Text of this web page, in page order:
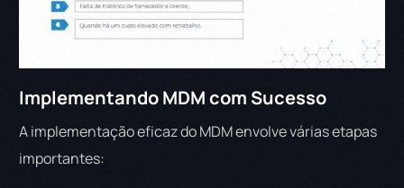
Implementando MDM com Sucesso
A implementação eficaz do MDM envolve várias etapas
importantes: